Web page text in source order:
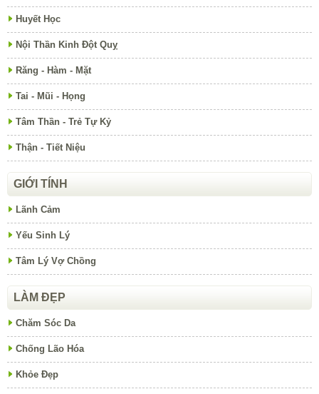
Huyết Học
Nội Thần Kinh Đột Quỵ
Răng - Hàm - Mặt
Tai - Mũi - Họng
Tâm Thần - Trẻ Tự Kỷ
Thận - Tiết Niệu
GIỚI TÍNH
Lãnh Cảm
Yếu Sinh Lý
Tâm Lý Vợ Chồng
LÀM ĐẸP
Chăm Sóc Da
Chống Lão Hóa
Khỏe Đẹp